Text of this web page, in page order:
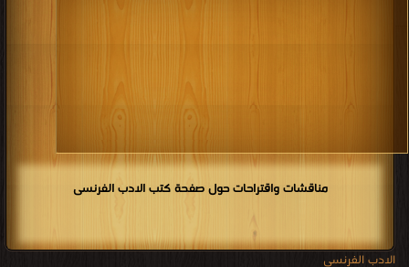
مناقشات واقتراحات حول صفحة كتب الادب الفرنسى
الادب الفرنسى